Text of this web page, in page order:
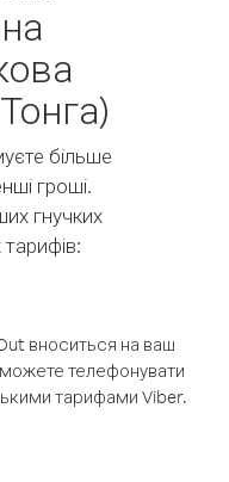
більше
гроші.
гнучких
тарифів:
вноситься на ваш
можете телефонувати
тарифами Viber.